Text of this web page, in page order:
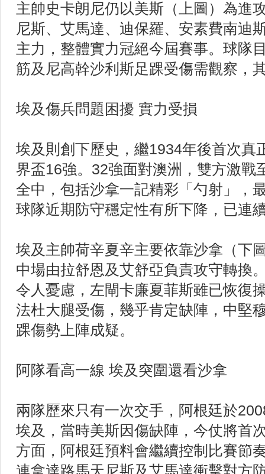
主帥史卡朗尼仍以美斯（上圖）為進
尼斯、艾馬達、迪保羅、安素費南迪
主力，整體實力冠絕今屆賽事。球隊
筋及尼高幹沙利斯足踝受傷需觀察，
埃及傷兵問題困擾 實力受損
埃及則創下歷史，繼1934年後首次真
界盃16強。32強面對澳洲，雙方激戰
全中，包括沙拿一記精彩「勺射」，
球隊近期防守穩定性有所下降，已連
埃及主帥荷辛夏辛主要依靠沙拿（下
中場由拉舒恩及艾舒亞負責攻守轉換
令人憂慮，左閘卡廉夏菲斯雖已恢復
法杜大腿受傷，幾乎肯定缺陣，中堅
踝傷勢上陣成疑。
阿隊看高一線 埃及突圍還看沙拿
兩隊歷來只有一次交手，阿根廷於
埃及，當時美斯因傷缺陣，今仗將首
方面，阿根廷預料會繼續控制比賽節
連拿達路馬天尼斯及艾馬達衝擊對方